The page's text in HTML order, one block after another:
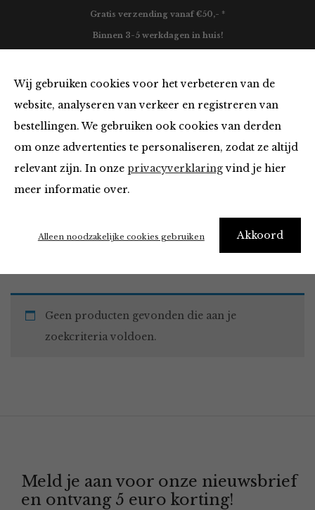
Wij gebruiken cookies voor het verbeteren van de
website, analyseren van verkeer en registreren van
bestellingen. We gebruiken ook cookies van derden
om onze advertenties te personaliseren, zodat ze altijd
relevant zijn. In onze privacyverklaringvind je hier
meer informatie over.
Akkoord
Alleen noodzakelijke cookies gebruiken
Gratis verzending vanaf €50,- *
Binnen 3-5 werkdagen in huis!
Must Haves
Home Winkel Accessoires Must Haves
Geen producten gevonden die aan je
zoekcriteria voldoen.
Meld je aan voor onze nieuwsbrief
en ontvang 5 euro korting!